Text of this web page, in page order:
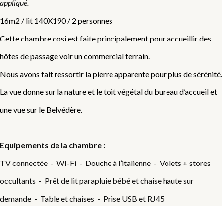
appliqué.
16m2 / lit 140X190 / 2 personnes
Cette chambre cosi est faite principalement pour accueillir des
hôtes de passage voir un commercial terrain.
Nous avons fait ressortir la pierre apparente pour plus de sérénité.
La vue donne sur la nature et le toit végétal du bureau d’accueil et
une vue sur le Belvédère.
Equipements de la chambre :
TV connectée - WI-Fi - Douche à l’italienne - Volets + stores
occultants - Prêt de lit parapluie bébé et chaise haute sur
demande - Table et chaises - Prise USB et RJ45